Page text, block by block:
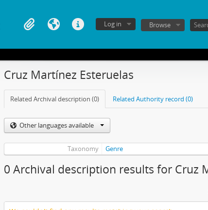
Log in Browse
Cruz Martínez Esteruelas
Related Archival description (0) Related Authority record (0)
Other languages available
Taxonomy Genre
0 Archival description results for Cruz